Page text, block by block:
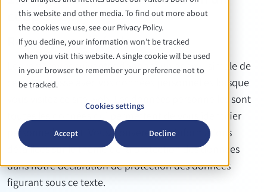
this website and other media. To find out more about
the cookies we use, see our Privacy Policy.
If you decline, your information won’t be tracked
when you visit this website. A single cookie will be used
in your browser to remember your preference not to
be tracked.
Cookies settings
Accept Decline
coup d'œil
Remarques générales
Les remarques suivantes donnent un aperçu simple de
ce qui se passe avec vos données personnelles lorsque
vous visitez ce site web. Les données personnelles sont
toutes les données qui permettent de vous identifier
personnellement. Vous trouverez des informations
détaillées sur le thème de la protection des données
dans notre déclaration de protection des données
figurant sous ce texte.